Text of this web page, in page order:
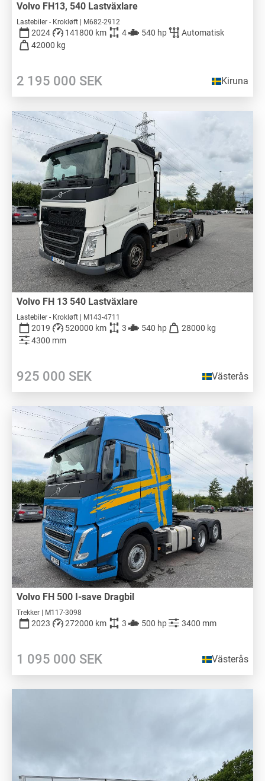
Volvo FH13, 540 Lastväxlare
Lastebiler - Krokløft | M682-2912
2024 141800 km 4 540 hp
Automatisk
42000 kg
2 195 000 SEK Kiruna
Volvo FH 13 540 Lastväxlare
Lastebiler - Krokløft | M143-4711
2019 520000 km 3 540 hp
28000 kg
4300 mm
925 000 SEK Västerås
Volvo FH 500 I-save Dragbil
Trekker | M117-3098
2023 272000 km 3 500 hp 3400 mm
1 095 000 SEK Västerås